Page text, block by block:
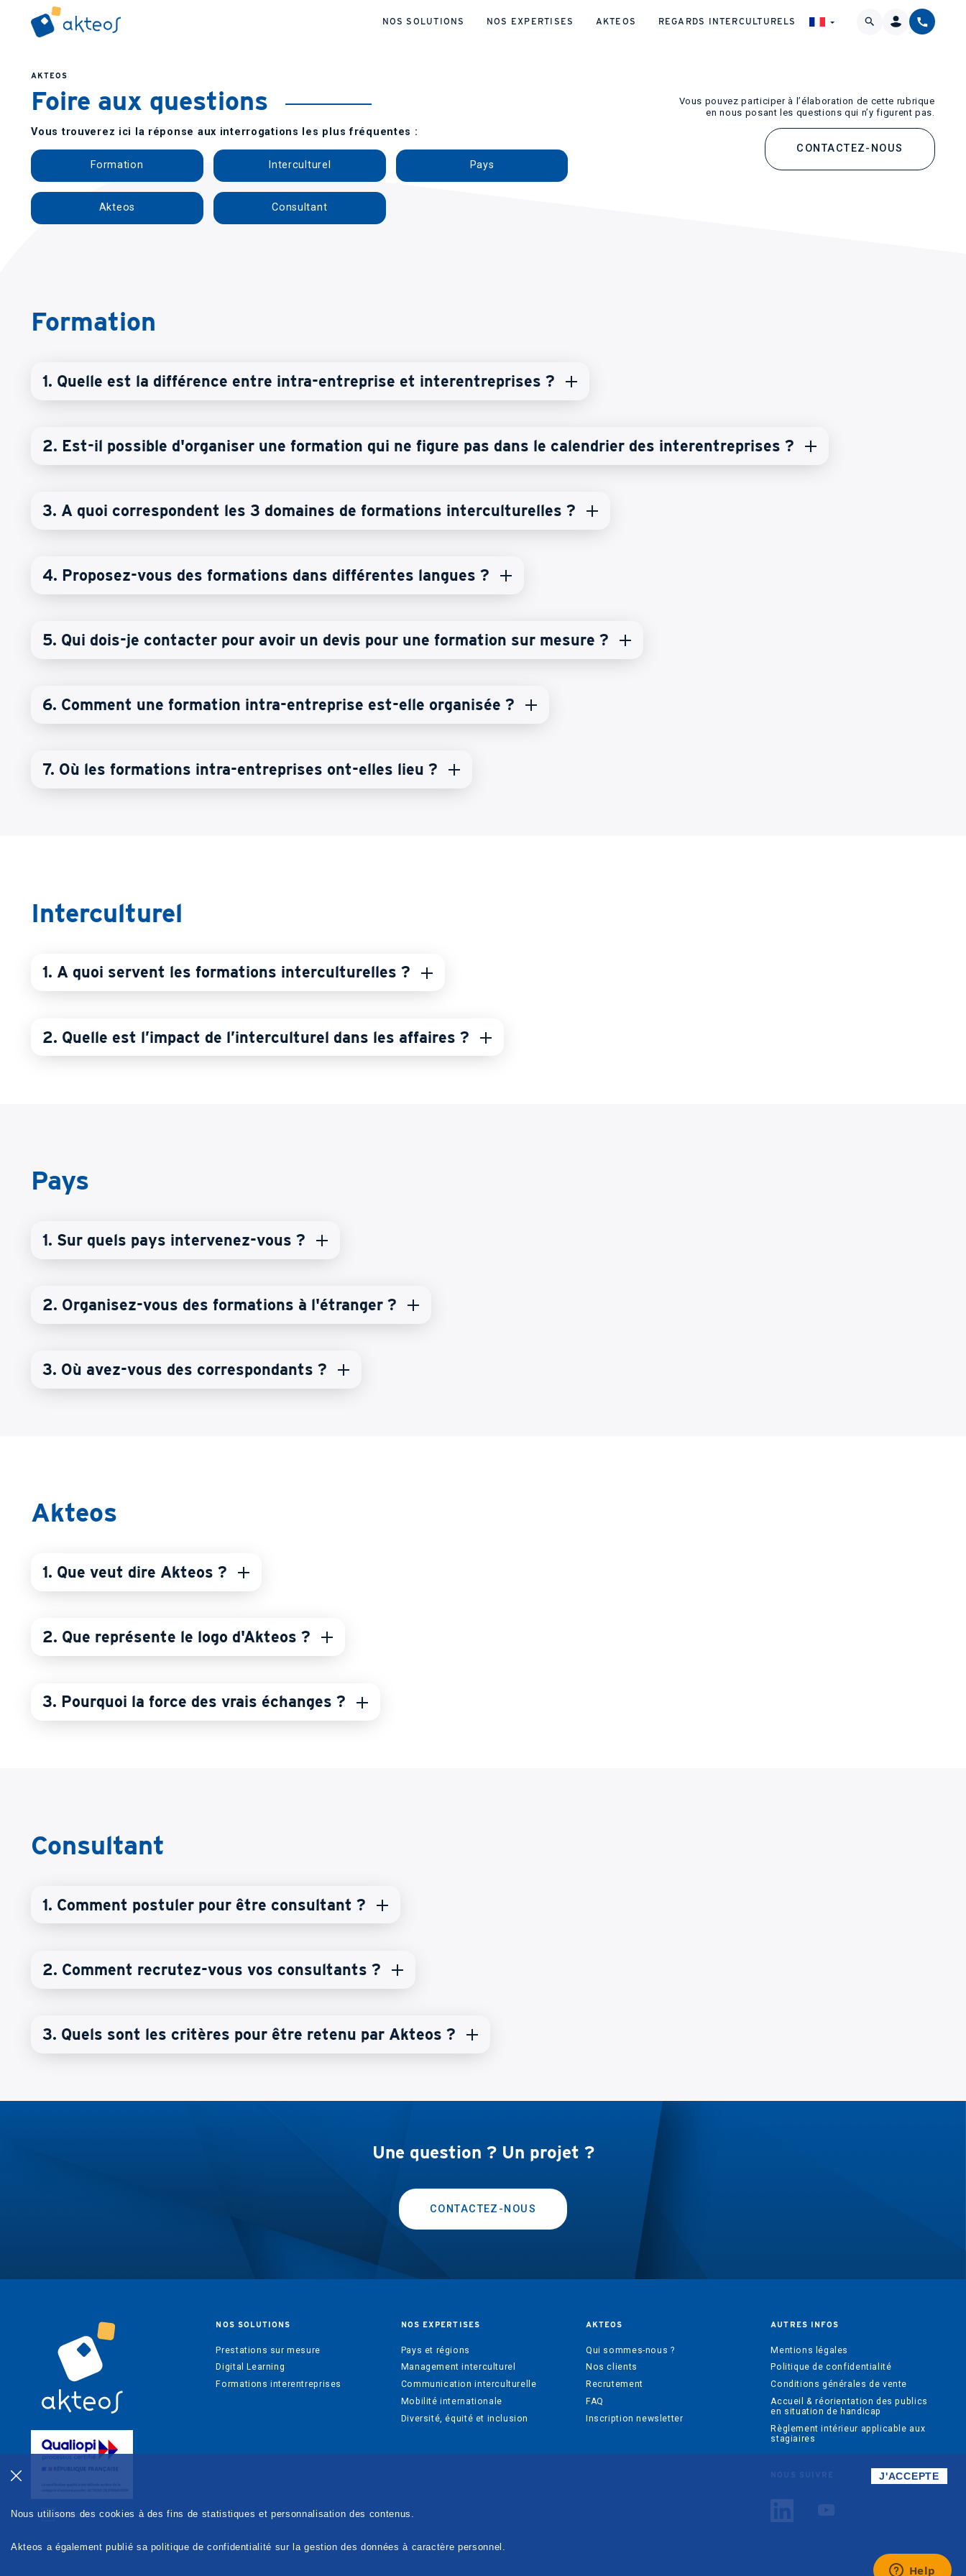
NOS SOLUTIONS NOS EXPERTISES AKTEOS REGARDS INTERCULTURELS
AKTEOS
Foire aux questions
Vous trouverez ici la réponse aux interrogations les plus fréquentes :
Formation Interculturel Pays
Akteos Consultant
Vous pouvez participer à l’élaboration de cette rubrique
en nous posant les questions qui n’y figurent pas.
CONTACTEZ-NOUS
Formation
1. Quelle est la différence entre intra-entreprise et interentreprises ?
2. Est-il possible d'organiser une formation qui ne figure pas dans le calendrier des interentreprises ?
3. A quoi correspondent les 3 domaines de formations interculturelles ?
4. Proposez-vous des formations dans différentes langues ?
5. Qui dois-je contacter pour avoir un devis pour une formation sur mesure ?
6. Comment une formation intra-entreprise est-elle organisée ?
7. Où les formations intra-entreprises ont-elles lieu ?
Interculturel
1. A quoi servent les formations interculturelles ?
2. Quelle est l’impact de l’interculturel dans les affaires ?
Pays
1. Sur quels pays intervenez-vous ?
2. Organisez-vous des formations à l'étranger ?
3. Où avez-vous des correspondants ?
Akteos
1. Que veut dire Akteos ?
2. Que représente le logo d'Akteos ?
3. Pourquoi la force des vrais échanges ?
Consultant
1. Comment postuler pour être consultant ?
2. Comment recrutez-vous vos consultants ?
3. Quels sont les critères pour être retenu par Akteos ?
Une question ? Un projet ?
CONTACTEZ-NOUS
NOS SOLUTIONS
Prestations sur mesure
Digital Learning
Formations interentreprises
NOS EXPERTISES
Pays et régions
Management interculturel
Communication interculturelle
Mobilité internationale
Diversité, équité et inclusion
AKTEOS
Qui sommes-nous ?
Nos clients
Recrutement
FAQ
Inscription newsletter
AUTRES INFOS
Mentions légales
Politique de confidentialité
Conditions générales de vente
Accueil & réorientation des publics
en situation de handicap
Règlement intérieur applicable aux
stagiaires
NOUS SUIVRE
Nous utilisons des cookies à des fins de statistiques et personnalisation des contenus.
Akteos a également publié sa politique de confidentialité sur la gestion des données à caractère personnel.
J'ACCEPTE